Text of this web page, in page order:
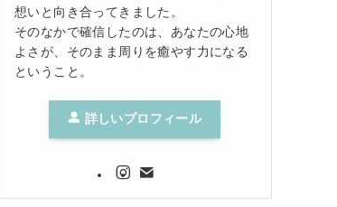
想いと向き合ってきました。
そのなかで確信したのは、あなたの心地
よさが、そのまま周りを癒やす力になる
ということ。
詳しいプロフィール